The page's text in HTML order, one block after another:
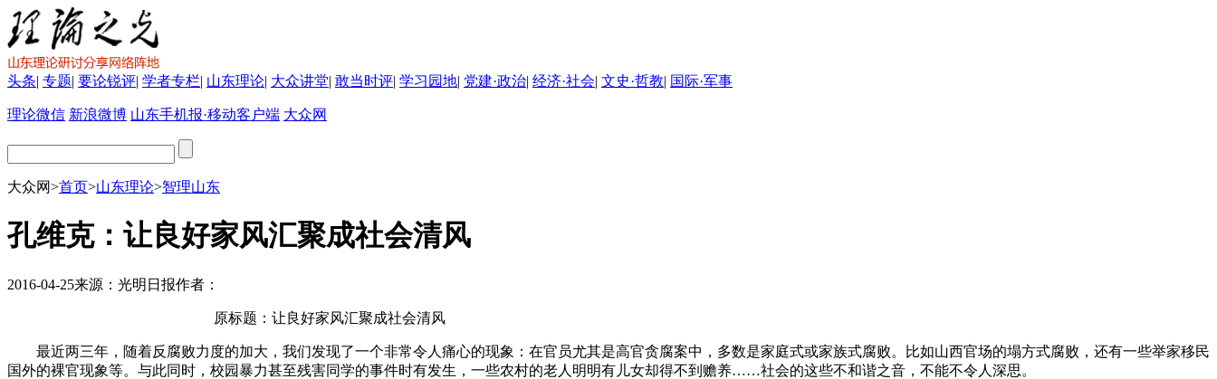
头条| 专题| 要论锐评| 学者专栏| 山东理论| 大众讲堂| 敢当时评| 学习园地| 党建·政治| 经济·社会| 文史·哲教| 国际·军事
理论微信 新浪微博 山东手机报·移动客户端 大众网
大众网>首页>山东理论>智理山东
孔维克：让良好家风汇聚成社会清风
2016-04-25来源： 光明日报作者：
原标题：让良好家风汇聚成社会清风
最近两三年，随着反腐败力度的加大，我们发现了一个非常令人痛心的现象：在官员尤其是高官贪腐案中，多数是家庭式或家族式腐败。比如山西官场的塌方式腐败，还有一些举家移民
国外的裸官现象等。与此同时，校园暴力甚至残害同学的事件时有发生，一些农村的老人明明有儿女却得不到赡养……社会的这些不和谐之音，不能不令人深思。